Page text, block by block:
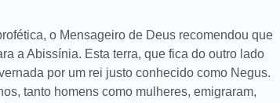
o Mensageiro de Deus recomendou que
a Abissínia. Esta terra, que fica do outro lado
por um rei justo conhecido como Negus.
tanto homens como mulheres, emigraram,